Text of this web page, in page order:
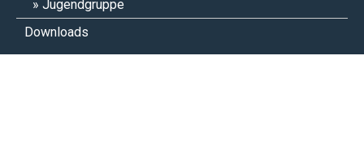
Jugendgruppe
Downloads